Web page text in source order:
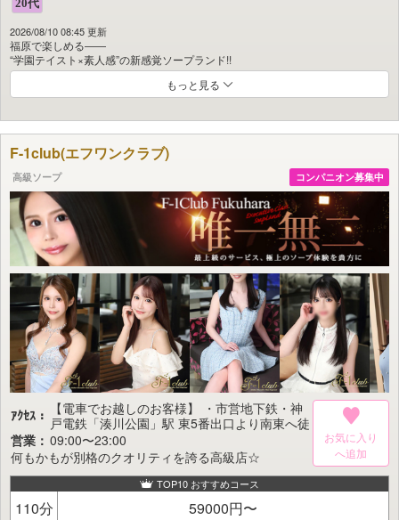
福原唯一の『新感覚学園ソープ』、開校です。
2026/08/10 08:45 更新
福原で楽しめる――
“学園テイスト×素人感”の新感覚ソープランド!!
選りすぐりの本気でかわいい女の子たちが揃い、
オトコ心をくすぐる距離感と空気感で、
学生時代、誰もが一度は妄想したことがあるはず…!
『放課後、誰もいない空間で2人きり…』
『思わず目を奪われるブルマ姿に…』
『真面目そうなのに、ふとした瞬間に色気が漏れるあの子と…』
『スクール水着で際立つ曲線美に、ドキッとして…』
そして大人になった今でも――
『通勤中、電車で目を引く“あの子”みたいな存在と…』
『思わず視線を奪われるミニスカ姿の女の子と…』
現実じゃなかなか叶えられない…。
でも、当店なら――
妄想のスイッチを合法的にONできる。
オリジナル制服風スタイルの可愛い女の子たちに囲まれた瞬間、
理性なんて保てるはずもなく、
心も身体もじわじわ熱くなる時間を味わえます。
さらに――
今までの常識をくつがえす“ニュースタイル学園ソープ”として、
刺激も甘さも、あなた好みに楽しめるのが魅力!
制服/体操服/ブルマ/スクール水着の全4種。
もっと見る
F-1club(エフワンクラブ)
高級ソープ コンパニオン募集中
ｱｸｾｽ：
【電車でお越しのお客様】 ・市営地下鉄・神
戸電鉄「湊川公園」駅 東5番出口より南東へ徒
歩約5分 ・神戸高速・神戸電鉄「新開地」駅よ
り北東へ徒歩約5分 ・神戸高速「高速神戸」駅
より北西へ徒歩約5分 ・JR「神戸」駅 北出口
より北西へ徒歩約12分
営業： 09:00〜23:00
何もかもが別格のクオリティを誇る高級店☆
お気に入り
TOP10 おすすめコース
110分 59000円〜